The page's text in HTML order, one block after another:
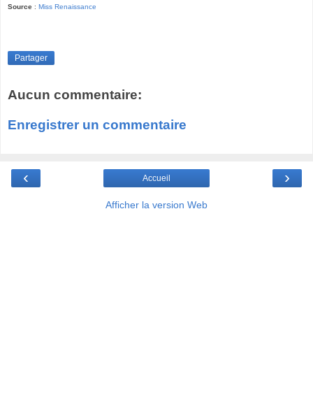
Source : Miss Renaissance
Partager
Aucun commentaire:
Enregistrer un commentaire
‹ ›
Accueil
Afficher la version Web